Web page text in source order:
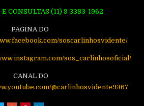
CONSULTAS (11) 9 3383-1962
PAGINA DO
soscarlinhosvidente/
sos_carlinhosoficial/
CANAL DO
@carlinhosvidente9367